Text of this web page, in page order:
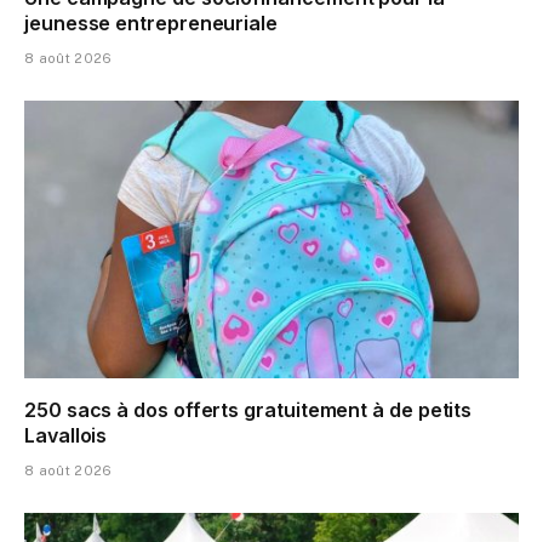
jeunesse entrepreneuriale
8 août 2026
250 sacs à dos offerts gratuitement à de petits
Lavallois
8 août 2026